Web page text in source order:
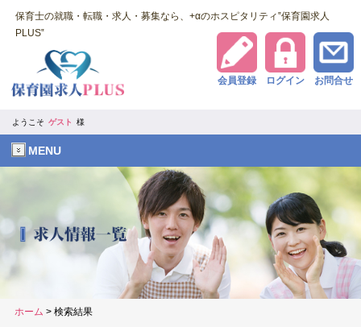
保育士の就職・転職・求人・募集なら、+αのホスピタリティ‟保育園求人
PLUS‟
会員登録 ログイン お問合せ
ようこそ ゲスト 様
MENU
ホーム > 検索結果